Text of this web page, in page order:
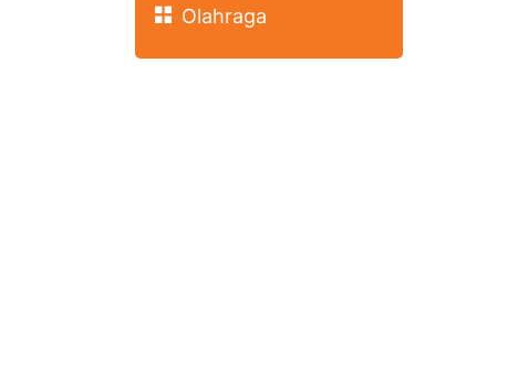
Olahraga